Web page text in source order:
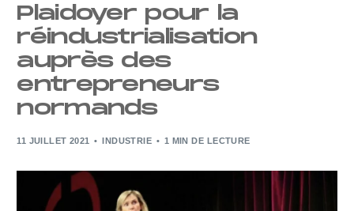
Plaidoyer pour la
réindustrialisation
auprès des
entrepreneurs
normands
11 JUILLET 2021 INDUSTRIE 1 MIN DE LECTURE